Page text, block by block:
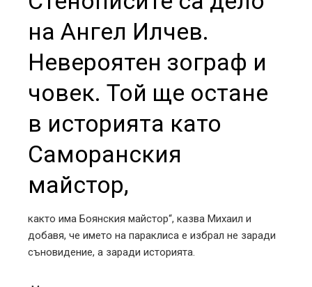
на Ангел Илчев.
Невероятен зограф и
човек. Той ще остане
в историята като
Саморанския
майстор,
както има Боянския майстор“, казва Михаил и
добавя, че името на параклиса е избрал не заради
съновидение, а заради историята.